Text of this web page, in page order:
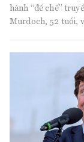
hành “đế chế”
Murdoch, 52 tuổi,